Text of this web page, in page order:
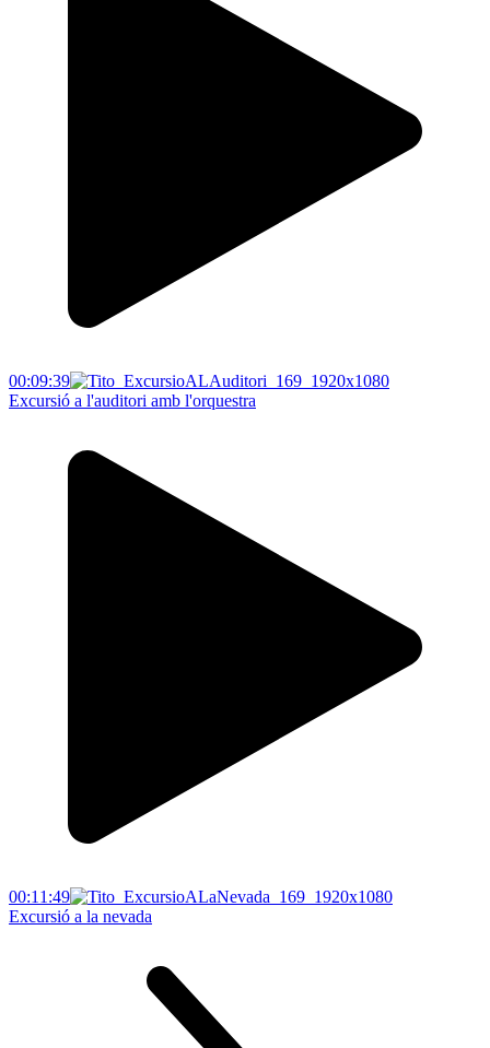
00:09:39
Excursió a l'auditori amb l'orquestra
00:11:49
Excursió a la nevada